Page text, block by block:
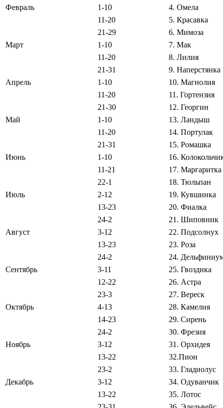
Февраль
1-10
4. Омела
11-20
5. Красавка
21-29
6. Мимоза
Март
1-10
7. Мак
11-20
8. Лилия
21-31
9. Наперстянка
Апрель
1-10
10. Магнолия
11-20
11. Гортензия
21-30
12. Георгин
Май
1-10
13. Ландыш
11-20
14. Портулак
21-31
15. Ромашка
Июнь
1-10
16.
11-21
17. Маргаритка
22-1
18. Тюльпан
Июль
2-12
19. Кувшинка
13-23
20. Фиалка
24-2
21. Шиповник
Август
3-12
22. Подсолнух
13-23
23. Роза
24-2
24.
Сентябрь
3-11
25. Гвоздика
12-22
26. Астра
23-3
27. Вереск
Октябрь
4-13
28. Камелия
14-23
29. Сирень
24-2
30. Фрезия
Ноябрь
3-12
31. Орхидея
13-22
32.Пион
23-2
33. Гладиолус
Декабрь
3-12
34. Одуванчик
13-22
35. Лотос